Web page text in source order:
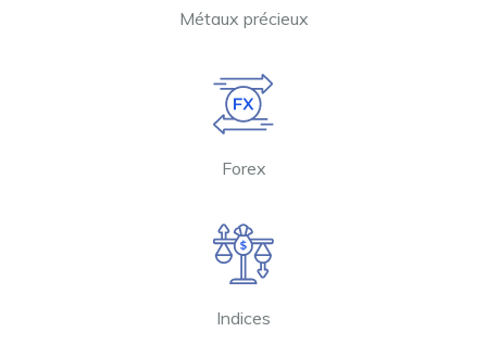
Métaux précieux
Forex
Indices